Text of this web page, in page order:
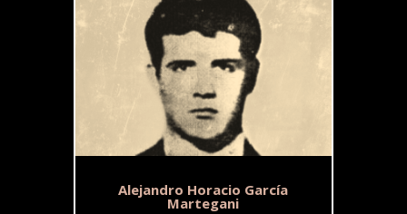
Alejandro Horacio García
Martegani